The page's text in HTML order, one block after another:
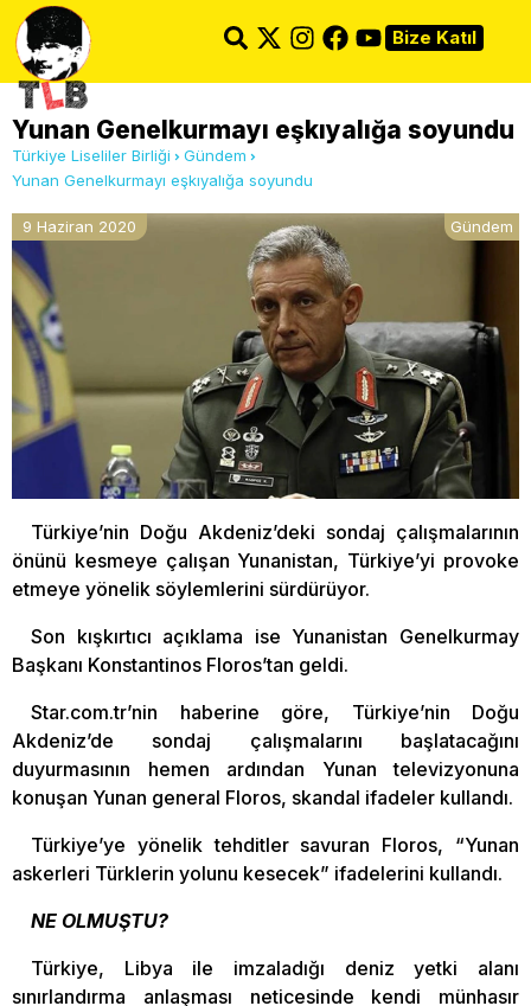
Bize Katıl
Yunan Genelkurmayı eşkıyalığa soyundu
Türkiye Liseliler Birliği
Gündem
Yunan Genelkurmayı eşkıyalığa soyundu
9 Haziran 2020 Gündem
Türkiye’nin Doğu Akdeniz’deki sondaj çalışmalarının
önünü kesmeye çalışan Yunanistan, Türkiye’yi provoke
etmeye yönelik söylemlerini sürdürüyor.
Son kışkırtıcı açıklama ise Yunanistan Genelkurmay
Başkanı Konstantinos Floros’tan geldi.
Star.com.tr’nin haberine göre, Türkiye’nin Doğu
Akdeniz’de sondaj çalışmalarını başlatacağını
duyurmasının hemen ardından Yunan televizyonuna
konuşan Yunan general Floros, skandal ifadeler kullandı.
Türkiye’ye yönelik tehditler savuran Floros, “Yunan
askerleri Türklerin yolunu kesecek” ifadelerini kullandı.
NE OLMUŞTU?
Türkiye, Libya ile imzaladığı deniz yetki alanı
sınırlandırma anlaşması neticesinde kendi münhasır